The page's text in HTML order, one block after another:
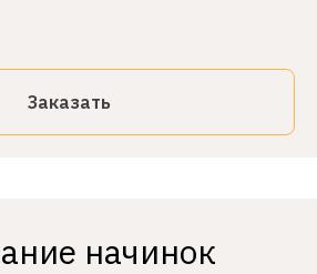
Заказать
начинок